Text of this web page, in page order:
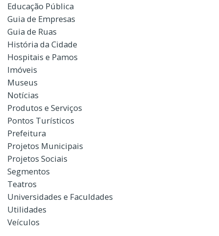
Educação Pública
Guia de Empresas
Guia de Ruas
História da Cidade
Hospitais e Pamos
Imóveis
Museus
Notícias
Produtos e Serviços
Pontos Turísticos
Prefeitura
Projetos Municipais
Projetos Sociais
Segmentos
Teatros
Universidades e Faculdades
Utilidades
Veículos